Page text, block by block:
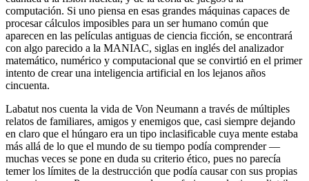
computación. Si uno piensa en esas grandes máquinas capaces de
procesar cálculos imposibles para un ser humano común que
aparecen en las películas antiguas de ciencia ficción, se encontrará
con algo parecido a la MANIAC, siglas en inglés del analizador
matemático, numérico y computacional que se convirtió en el primer
intento de crear una inteligencia artificial en los lejanos años
cincuenta.
Labatut nos cuenta la vida de Von Neumann a través de múltiples
relatos de familiares, amigos y enemigos que, casi siempre dejando
en claro que el húngaro era un tipo inclasificable cuya mente estaba
más allá de lo que el mundo de su tiempo podía comprender —
muchas veces se pone en duda su criterio ético, pues no parecía
temer los límites de la destrucción que podía causar con sus propias